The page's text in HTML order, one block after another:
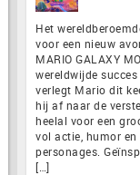
Het
voor een nieuw
MARIO GALAXY
wereldwijde
verlegt Mario dit
hij af naar de
heelal voor een
vol actie, humor en
personages.
[…]